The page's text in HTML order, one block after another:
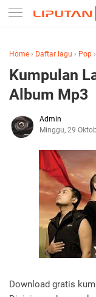
Home › Daftar lagu › Pop ›
Kumpulan
Album Mp3
Admin
Minggu, 29
Download gratis